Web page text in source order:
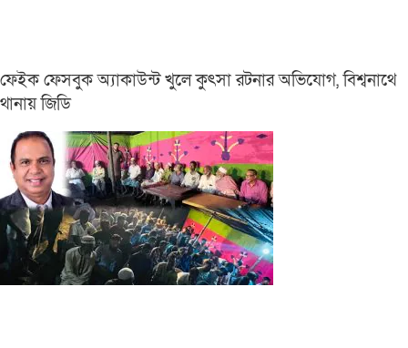
ফেইক ফেসবুক অ্যাকাউন্ট খুলে কুৎসা রটনার অভিযোগ, বিশ্বনাথে
থানায় জিডি